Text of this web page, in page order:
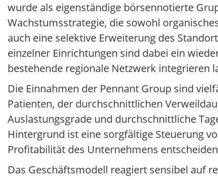
wurde als eigenständige börsennotierte
Wachstumsstrategie, die sowohl
auch eine selektive Erweiterung des
einzelner Einrichtungen sind dabei ein
bestehende regionale Netzwerk integrieren
Die Einnahmen der Pennant Group sind
Patienten, der durchschnittlichen
Auslastungsgrade und durchschnittliche
Hintergrund ist eine sorgfältige Steuerung
Profitabilität des Unternehmens
Das Geschäftsmodell reagiert sensibel auf